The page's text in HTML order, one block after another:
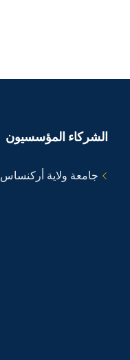
الشركاء المؤسسيون
جامعة ولاية أركنساس